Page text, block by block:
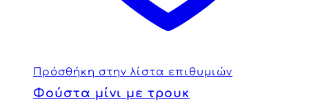
Πρόσθήκη στην λίστα επιθυμιών
Φούστα μίνι με τρουκ